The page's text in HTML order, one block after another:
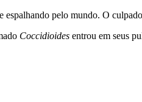
espalhando pelo mundo. O
Coccidioides entrou em seus